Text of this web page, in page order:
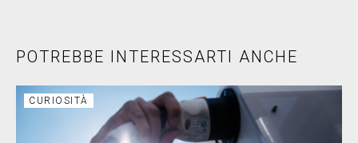
POTREBBE INTERESSARTI ANCHE
CURIOSITÀ